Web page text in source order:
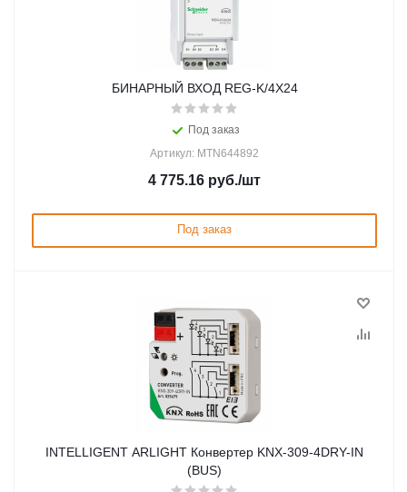
БИНАРНЫЙ ВХОД REG-K/4X24
Под заказ
Артикул: MTN644892
4 775.16 руб./шт
Под заказ
INTELLIGENT ARLIGHT Конвертер KNX-309-4DRY-IN
(BUS)